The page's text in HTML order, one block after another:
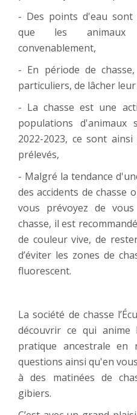
- Des points d'eau sont
que les animaux
convenablement,
- En période de
particuliers, de lâcher
- La chasse est une
populations d'animaux
2022-2023, ce sont
prélevés,
- Malgré la tendance
des accidents de chasse
vous prévoyez de
chasse, il est
de couleur vive, de
d’éviter les zones de
fluorescent.
La société de chasse
découvrir ce qui
pratique ancestrale en
questions ainsi qu'en
à des matinées de
gibiers.